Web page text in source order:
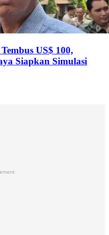
US$ 100,
Siapkan Simulasi